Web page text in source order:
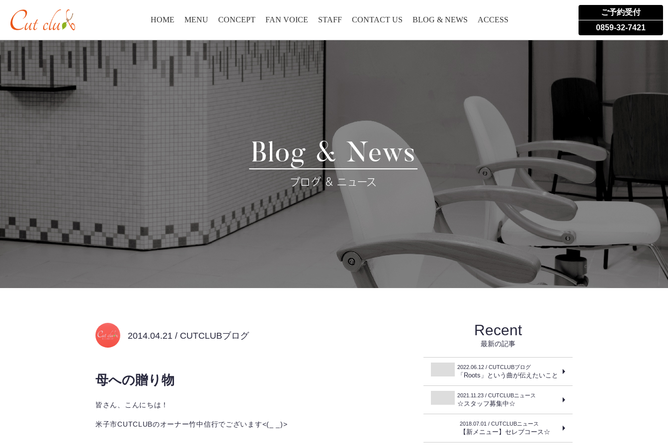
HOME MENU CONCEPT FAN VOICE STAFF CONTACT US BLOG & NEWS ACCESS
ご予約受付
0859-32-7421
2014.04.21 / CUTCLUBブログ
母への贈り物
皆さん、こんにちは！
米子市CUTCLUBのオーナー竹中信行でございます<(_ _)>
Recent
最新の記事
2022.06.12 / CUTCLUBブログ
「Roots」という曲が伝えたいこと
2021.11.23 / CUTCLUBニュース
☆スタッフ募集中☆
2018.07.01 / CUTCLUBニュース
【新メニュー】セレブコース☆